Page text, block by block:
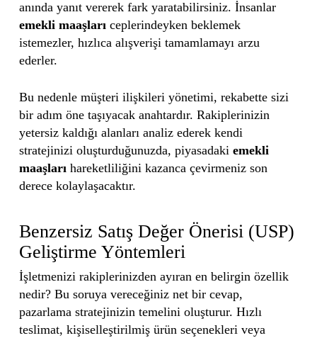
anında yanıt vererek fark yaratabilirsiniz. İnsanlar
emekli maaşlarıceplerindeyken beklemek
istemezler, hızlıca alışverişi tamamlamayı arzu
ederler.
Bu nedenle müşteri ilişkileri yönetimi, rekabette sizi
bir adım öne taşıyacak anahtardır. Rakiplerinizin
yetersiz kaldığı alanları analiz ederek kendi
stratejinizi oluşturduğunuzda, piyasadaki emekli
maaşlarıhareketliliğini kazanca çevirmeniz son
derece kolaylaşacaktır.
Benzersiz Satış Değer Önerisi (USP)
Geliştirme Yöntemleri
İşletmenizi rakiplerinizden ayıran en belirgin özellik
nedir? Bu soruya vereceğiniz net bir cevap,
pazarlama stratejinizin temelini oluşturur. Hızlı
teslimat, kişiselleştirilmiş ürün seçenekleri veya